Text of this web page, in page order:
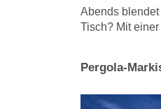
Abends
Tisch? Mit
Pergola-